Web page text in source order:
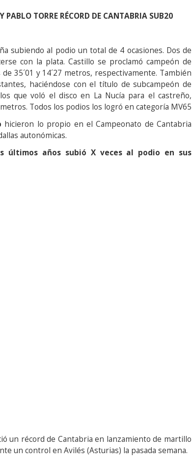
PABLO TORRE RÉCORD DE CANTABRIA SUB20
subiendo al podio un total de 4 ocasiones. Dos de
con la plata. Castillo se proclamó campeón de
35´01 y 14´27 metros, respectivamente. También
haciéndose con el título de subcampeón de
que voló el disco en La Nucía para el castreño,
Todos los podios los logró en categoría MV65
hicieron lo propio en el Campeonato de Cantabria
autonómicas.
últimos años subió X veces al podio en sus
un récord de Cantabria en lanzamiento de martillo
un control en Avilés (Asturias) la pasada semana.